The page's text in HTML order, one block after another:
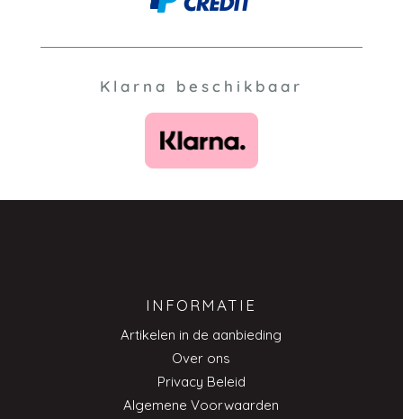
Klarna beschikbaar
INFORMATIE
Artikelen in de aanbieding
Over ons
Privacy Beleid
Algemene Voorwaarden